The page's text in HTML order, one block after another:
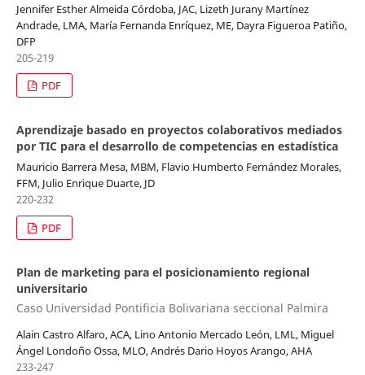
Jennifer Esther Almeida Córdoba, JAC, Lizeth Jurany Martínez
Andrade, LMA, María Fernanda Enríquez, ME, Dayra Figueroa Patiño,
DFP
205-219
PDF
Aprendizaje basado en proyectos colaborativos mediados
por TIC para el desarrollo de competencias en estadística
Mauricio Barrera Mesa, MBM, Flavio Humberto Fernández Morales,
FFM, Julio Enrique Duarte, JD
220-232
PDF
Plan de marketing para el posicionamiento regional
universitario
Caso Universidad Pontificia Bolivariana seccional Palmira
Alain Castro Alfaro, ACA, Lino Antonio Mercado León, LML, Miguel
Ángel Londoño Ossa, MLO, Andrés Dario Hoyos Arango, AHA
233-247